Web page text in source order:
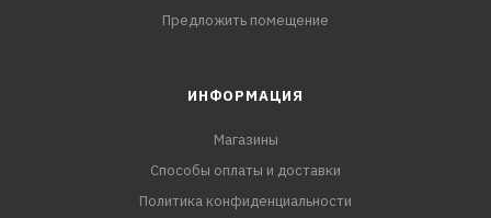
Предложить помещение
ИНФОРМАЦИЯ
Магазины
Способы оплаты и доставки
Политика конфиденциальности